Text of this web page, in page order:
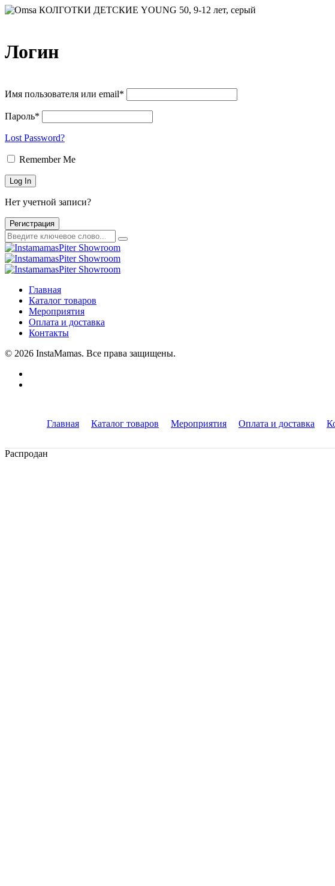
Логин
Имя пользователя или email*
Пароль*
Lost Password?
Remember Me
Нет учетной записи?
Регистрация
Главная
Каталог товаров
Мероприятия
Оплата и доставка
Контакты
© 2026 InstaMamas. Все права защищены.
Главная Каталог товаров Мероприятия Оплата и доставка
Распродан